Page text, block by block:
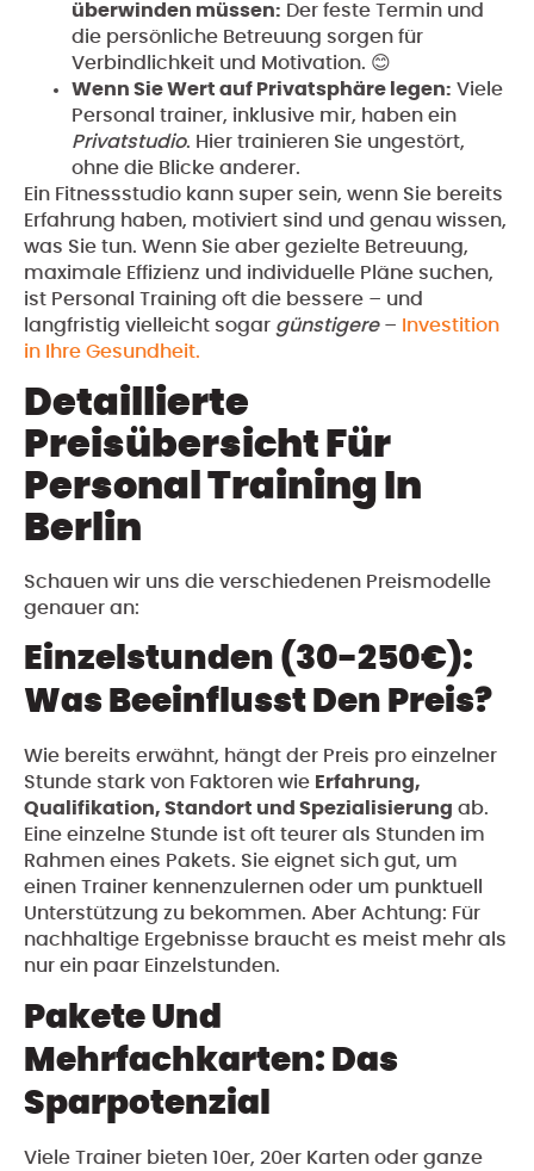
überwinden müssen: Der feste Termin und
die persönliche Betreuung sorgen für
Verbindlichkeit und Motivation. 😊
Wenn Sie Wert auf Privatsphäre legen: Viele
Personal trainer, inklusive mir, haben ein
Privatstudio. Hier trainieren Sie ungestört,
ohne die Blicke anderer.
Ein Fitnessstudio kann super sein, wenn Sie bereits
Erfahrung haben, motiviert sind und genau wissen,
was Sie tun. Wenn Sie aber gezielte Betreuung,
maximale Effizienz und individuelle Pläne suchen,
ist Personal Training oft die bessere – und
langfristig vielleicht sogar günstigere–
Investition
in Ihre Gesundheit.
Detaillierte
Preisübersicht Für
Personal Training In
Berlin
Schauen wir uns die verschiedenen Preismodelle
genauer an:
Einzelstunden (30-250€):
Was Beeinflusst Den Preis?
Wie bereits erwähnt, hängt der Preis pro einzelner
Stunde stark von Faktoren wie Erfahrung,
Qualifikation, Standort und Spezialisierung ab.
Eine einzelne Stunde ist oft teurer als Stunden im
Rahmen eines Pakets. Sie eignet sich gut, um
einen Trainer kennenzulernen oder um punktuell
Unterstützung zu bekommen. Aber Achtung: Für
nachhaltige Ergebnisse braucht es meist mehr als
nur ein paar Einzelstunden.
Pakete Und
Mehrfachkarten: Das
Sparpotenzial
Viele Trainer bieten 10er, 20er Karten oder ganze